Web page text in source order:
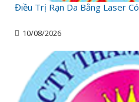
Điều Trị Rạn Da Bằng Laser
10/08/2026